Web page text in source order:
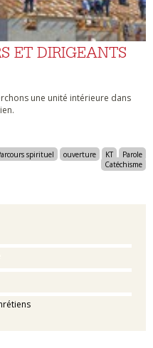
ET DIRIGEANTS
une unité intérieure dans
spirituel ouverture KT
Parole
Catéchisme